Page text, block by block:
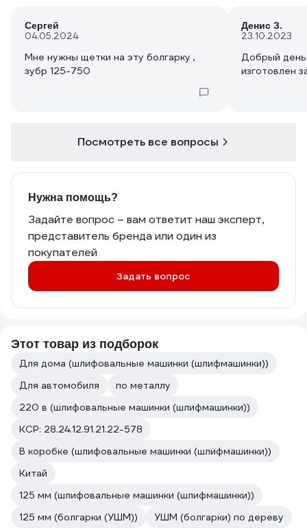
Сергей
04.05.2024
Мне нужны щетки на эту болгарку ,
зубр 125-750
Денис З.
23.10.2023
Добрый
изготовлен
Посмотреть все вопросы
Нужна помощь?
Задайте вопрос – вам ответит наш эксперт,
представитель бренда или один из
покупателей
Задать вопрос
Этот товар из подборок
Для дома (шлифовальные машинки (шлифмашинки))
Для автомобиля
по металлу
220 в (шлифовальные машинки (шлифмашинки))
КСР: 28.24.12.91.21.22-578
В коробке (шлифовальные машинки (шлифмашинки))
Китай
125 мм (шлифовальные машинки (шлифмашинки))
125 мм (болгарки (УШМ))
УШМ (болгарки) по дереву